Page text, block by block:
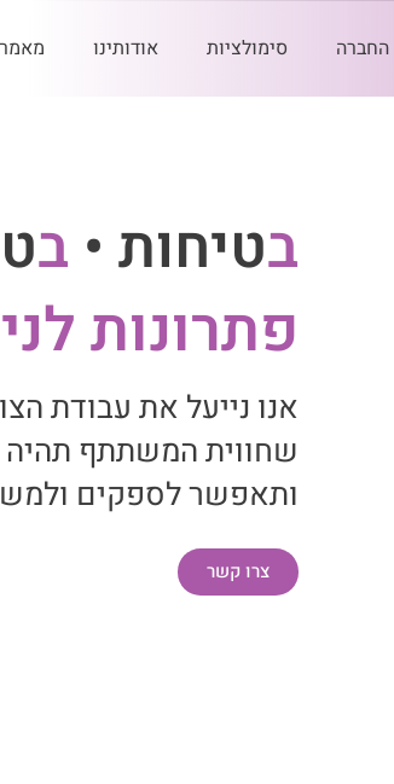
החברה סימולציות אודותינו
בטיחות • ב
פתרונות
אנו נייעל את עבודת
שחווית המשתתף תהיה
ותאפשר לספקים
צרו קשר